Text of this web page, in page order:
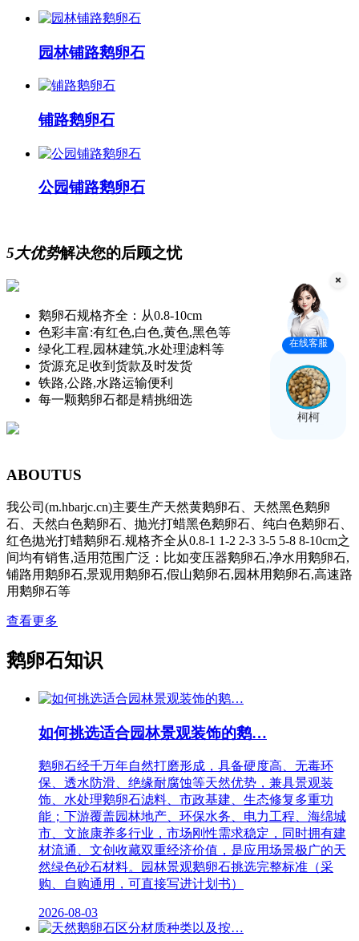
园林铺路鹅卵石
铺路鹅卵石
公园铺路鹅卵石
5大优势解决您的后顾之忧
鹅卵石规格齐全：从0.8-10cm
色彩丰富:有红色,白色,黄色,黑色等
绿化工程,园林建筑,水处理滤料等
货源充足收到货款及时发货
铁路,公路,水路运输便利
每一颗鹅卵石都是精挑细选
ABOUTUS
我公司(m.hbarjc.cn)主要生产天然黄鹅卵石、天然黑色鹅卵
石、天然白色鹅卵石、抛光打蜡黑色鹅卵石、纯白色鹅卵石、
红色抛光打蜡鹅卵石.规格齐全从0.8-1 1-2 2-3 3-5 5-8 8-10cm之
间均有销售,适用范围广泛：比如变压器鹅卵石,净水用鹅卵石,
铺路用鹅卵石,景观用鹅卵石,假山鹅卵石,园林用鹅卵石,高速路
用鹅卵石等
查看更多
鹅卵石知识
如何挑选适合园林景观装饰的鹅…
鹅卵石经千万年自然打磨形成，具备硬度高、无毒环
保、透水防滑、绝缘耐腐蚀等天然优势，兼具景观装
饰、水处理鹅卵石滤料、市政基建、生态修复多重功
能；下游覆盖园林地产、环保水务、电力工程、海绵城
市、文旅康养多行业，市场刚性需求稳定，同时拥有建
材流通、文创收藏双重经济价值，是应用场景极广的天
然绿色砂石材料。园林景观鹅卵石挑选完整标准（采
购、自购通用，可直接写进计划书）
2026-08-03
在线客服
柯柯